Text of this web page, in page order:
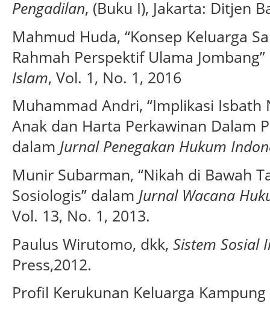
Pengadilan, (Buku I), Jakarta: Ditjen
Mahmud Huda, “Konsep Keluarga
Rahmah Perspektif Ulama
Islam, Vol. 1, No. 1, 2016
Muhammad Andri, “Implikasi
Anak dan Harta Perkawinan Dalam
dalam Jurnal Penegakan Hukum
Munir Subarman, “Nikah di Bawah
Sosiologis” dalam Jurnal Wacana
Vol. 13, No. 1, 2013.
Paulus Wirutomo, dkk, Sistem Sosial
Press,2012.
Profil Kerukunan Keluarga